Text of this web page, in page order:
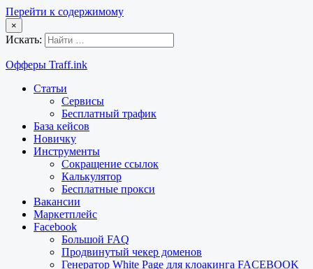
Перейти к содержимому
×
Искать:
Офферы Traff.ink
Статьи
Сервисы
Бесплатный трафик
База кейсов
Новичку
Инструменты
Сокращение ссылок
Калькулятор
Бесплатные прокси
Вакансии
Маркетплейс
Facebook
Большой FAQ
Продвинутый чекер доменов
Генератор White Page для клоакинга FACEBOOK